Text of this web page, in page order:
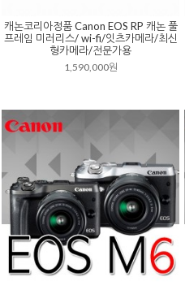
캐논코리아정품 Canon EOS RP 캐논 풀
프레임 미러리스/ wi-fi/잇츠카메라/최신
형카메라/전문가용
1,590,000원